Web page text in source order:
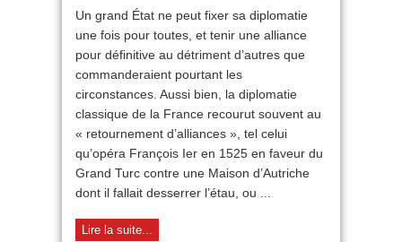
:
une
à
revoir
Un grand État ne peut fixer sa diplomatie
une fois pour toutes, et tenir une alliance
pour définitive au détriment d’autres que
commanderaient pourtant les
circonstances. Aussi bien, la diplomatie
classique de la France recourut souvent au
« retournement d’alliances », tel celui
qu’opéra François Ier en 1525 en faveur du
Grand Turc contre une Maison d’Autriche
dont il fallait desserrer l’étau, ou ...
Lire la suite...